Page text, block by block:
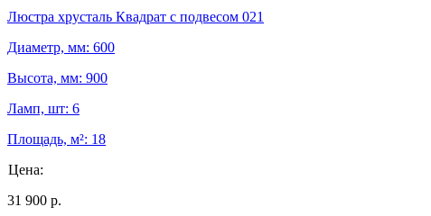
Люстра хрусталь Квадрат с подвесом 021
Диаметр, мм: 600
Высота, мм: 900
Ламп, шт: 6
Площадь, м²: 18
Цена:
31 900 р.